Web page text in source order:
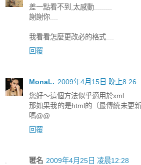
差一點看不到,太感動.........
謝謝你....
我看看怎麼更改必的格式....
回覆
MonaL. 2009年4月15日 晚上8:26
您好～這個方法似乎適用於xml
那如果我的是html的（最傳統未更
嗎@@
回覆
匿名 2009年4月25日 凌晨12:28